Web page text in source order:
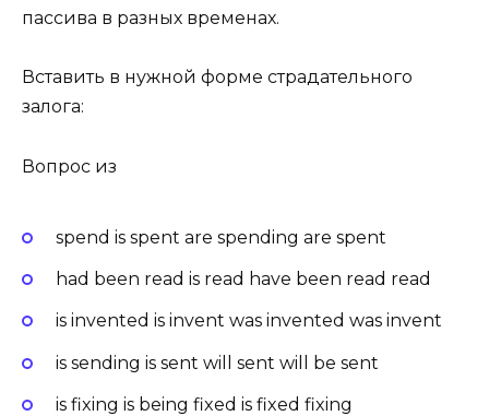
пассива в разных временах.
Вставить в нужной форме страдательного
залога:
Вопрос из
spend is spent are spending are spent
had been read is read have been read read
is invented is invent was invented was invent
is sending is sent will sent will be sent
is fixing is being fixed is fixed fixing